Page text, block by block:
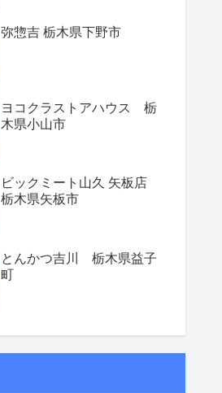
弥惣吉 栃木県下野市
ヨコクラストアハウス 栃
木県小山市
ビックミート山久 矢板店
栃木県矢板市
とんかつ吉川 栃木県益子
町